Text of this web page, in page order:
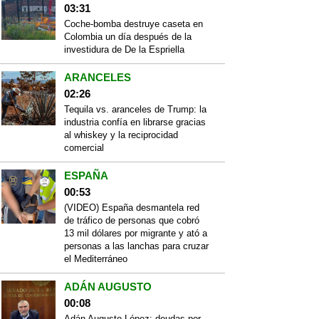
03:31
Coche-bomba destruye caseta en
Colombia un día después de la
investidura de De la Espriella
ARANCELES
02:26
Tequila vs. aranceles de Trump: la
industria confía en librarse gracias
al whiskey y la reciprocidad
comercial
ESPAÑA
00:53
(VIDEO) España desmantela red
de tráfico de personas que cobró
13 mil dólares por migrante y ató a
personas a las lanchas para cruzar
el Mediterráneo
ADÁN AUGUSTO
00:08